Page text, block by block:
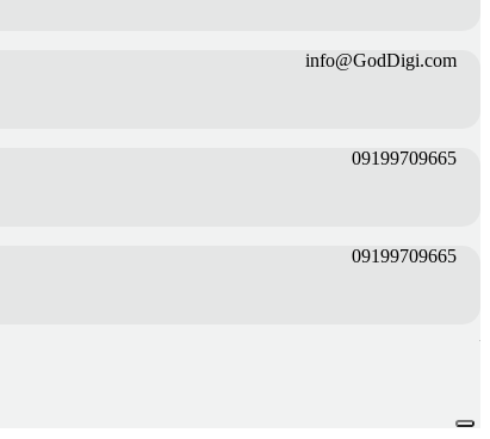
info@GodDigi.com
09199709665
09199709665